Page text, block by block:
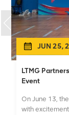
JUN 25,
LTMG
Event
On June 13,
with excitement